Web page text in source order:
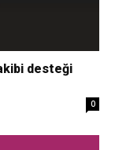
desteği
0